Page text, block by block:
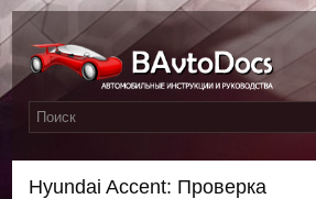
Hyundai Accent: Проверка